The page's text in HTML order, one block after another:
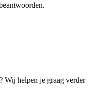
Wij helpen je graag verder